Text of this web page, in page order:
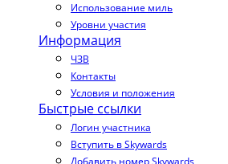
Использование миль
Уровни участия
Информация
ЧЗВ
Контакты
Условия и положения
Быстрые ссылки
Логин участника
Вступить в Skywards
Добавить номер Skywards